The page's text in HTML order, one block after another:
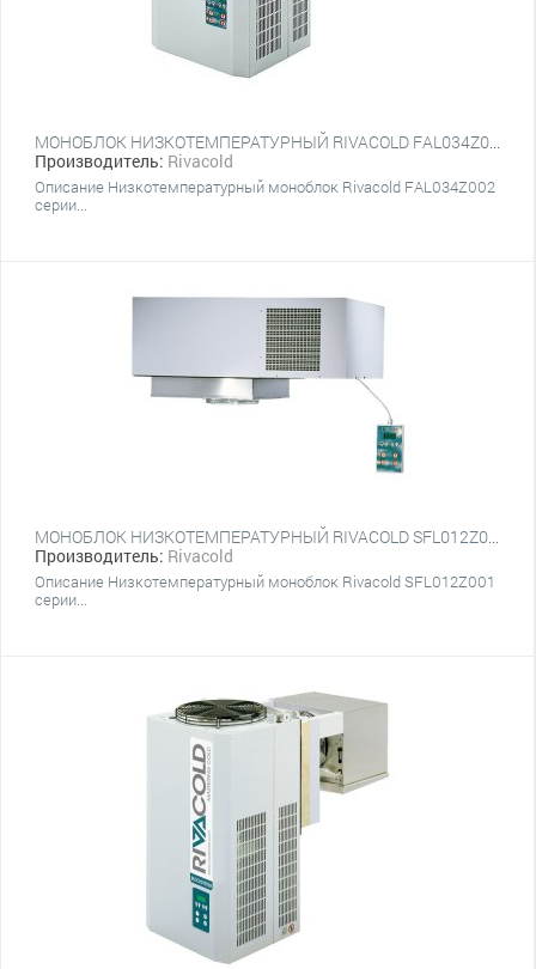
МОНОБЛОК НИЗКОТЕМПЕРАТУРНЫЙ RIVACOLD FAL034Z002
Производитель: Rivacold
Описание Низкотемпературный моноблок Rivacold FAL034Z002
серии...
МОНОБЛОК НИЗКОТЕМПЕРАТУРНЫЙ RIVACOLD SFL012Z001
Производитель: Rivacold
Описание Низкотемпературный моноблок Rivacold SFL012Z001
серии...